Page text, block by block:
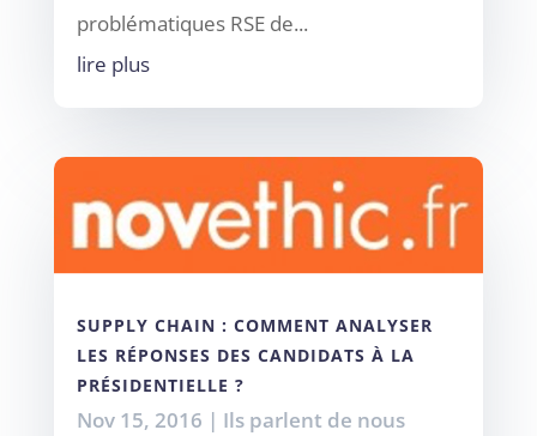
problématiques RSE de...
lire plus
SUPPLY CHAIN : COMMENT ANALYSER
LES RÉPONSES DES CANDIDATS À LA
PRÉSIDENTIELLE ?
Nov 15, 2016 | Ils parlent de nous